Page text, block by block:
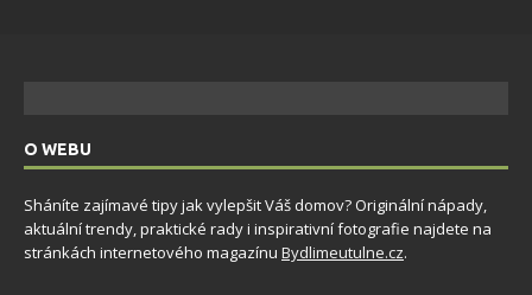
O WEBU
Sháníte zajímavé tipy jak vylepšit Váš domov? Originální nápady,
aktuální trendy, praktické rady i inspirativní fotografie najdete na
stránkách internetového magazínu Bydlimeutulne.cz.